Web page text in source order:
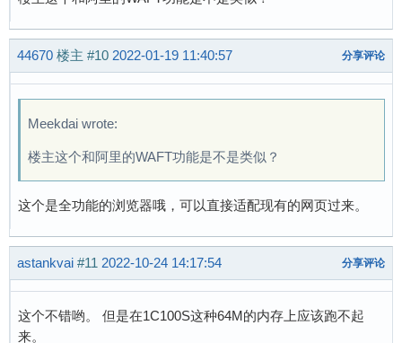
44670 楼主 #10 2022-01-19 11:40:57 分享评论
Meekdai wrote:
楼主这个和阿里的WAFT功能是不是类似？
这个是全功能的浏览器哦，可以直接适配现有的网页过来。
astankvai #11 2022-10-24 14:17:54 分享评论
这个不错哟。 但是在1C100S这种64M的内存上应该跑不起
来。